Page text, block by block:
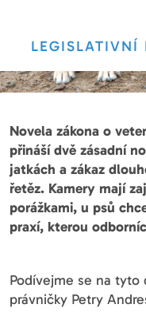
LEGISLATIVNÍ
Novela zákona o
přináší dvě zásadní
jatkách a zákaz
řetěz. Kamery mají
porážkami, u psů
praxí, kterou
Podívejme se na tyto
právničky Petry